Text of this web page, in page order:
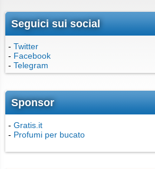
Seguici sui social
- Twitter
- Facebook
- Telegram
Sponsor
- Gratis.it
- Profumi per bucato